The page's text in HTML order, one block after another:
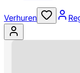
Verhuren